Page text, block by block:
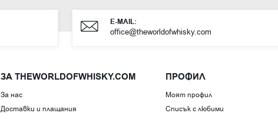
E-MAIL:
office@theworldofwhisky.com
ЗА THEWORLDOFWHISKY.COM
За нас
Доставки и плащания
ПРОФИЛ
Моят профил
Списък с любими